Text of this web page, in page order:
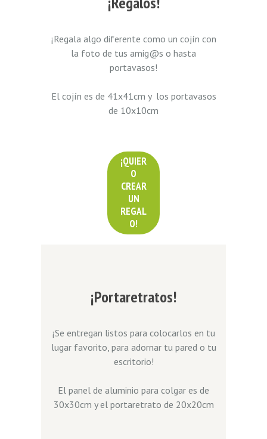
¡Regala algo diferente como un cojín con
la foto de tus amig@s o hasta
portavasos!
El cojín es de 41x41cm y los portavasos
de 10x10cm
¡QUIER
O
CREAR
UN
REGAL
O!
¡Portaretratos!
¡Se entregan listos para colocarlos en tu
lugar favorito, para adornar tu pared o tu
escritorio!
El panel de aluminio para colgar es de
30x30cm y el portaretrato de 20x20cm